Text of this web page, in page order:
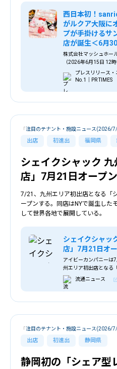
西日本初！
がルクア大阪に
プが手掛けるサ
店が誕生＜6月
株式会社マッシュホー
（2026年6月15日 12
ンリオハウス)がルク
が手掛けるサンリオ監
(火)＞
プレスリリース
No.1｜PR TIMES
出店 初進出 福岡県
「注目のテナント・施設ニュース(2026/
シェイクシャック
店」7月21日オープン
7/21、九州エリア初出店となる「
ープンする。同店はNYで誕生した
して世界各地で展開している。
シェイクシャッ
店」7月21日オ
アイビーカンパニーは
州エリア初出店となる
市博多区）をオープン
ークで誕生したモダン
流通ニュース
出店 初進出 静岡県
「注目のテナント・施設ニュース(2026/
静岡初の「シェア型